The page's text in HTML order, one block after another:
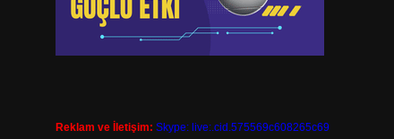
Reklam ve İletişim: Skype: live:.cid.575569c608265c69